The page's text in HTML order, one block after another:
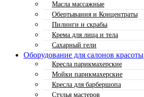
Масла массажные
Обертывания и Концентраты
Пилинги и скрабы
Крема для лица и тела
Сахарный гели
Оборудование для салонов красоты
Кресла парикмахерские
Мойки парикмахерские
Кресла для барбершопа
Стулья мастеров